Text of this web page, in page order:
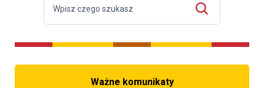
Ważne komunikaty